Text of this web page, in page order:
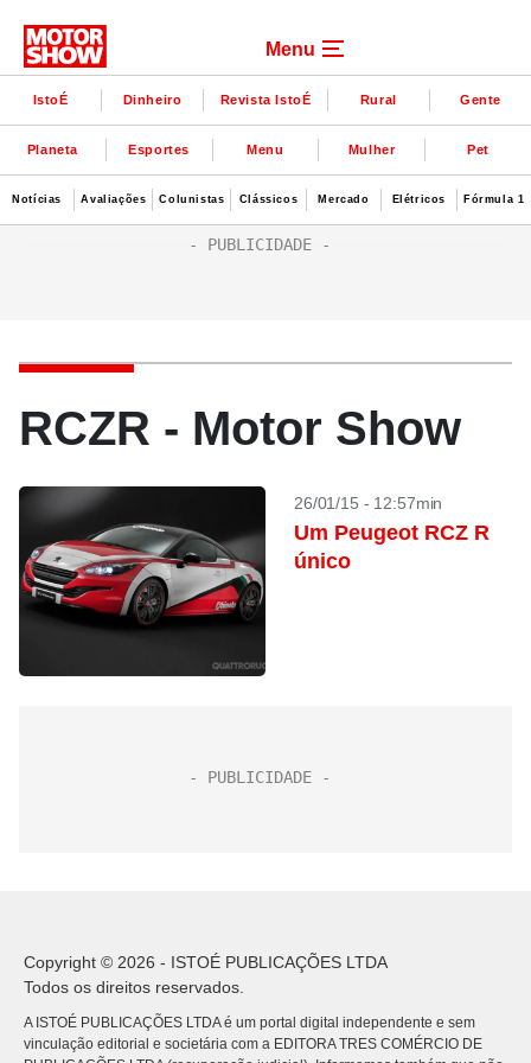
Menu
IstoÉ Dinheiro Revista IstoÉ Rural Gente
Planeta Esportes Menu Mulher Pet
Notícias Avaliações Colunistas Clássicos Mercado Elétricos Fórmula 1
RCZR - Motor Show
26/01/15 - 12:57min
Um Peugeot RCZ R
único
Copyright © 2026 - ISTOÉ PUBLICAÇÕES LTDA
Todos os direitos reservados.
A ISTOÉ PUBLICAÇÕES LTDA é um portal digital independente e sem
vinculação editorial e societária com a EDITORA TRES COMÉRCIO DE